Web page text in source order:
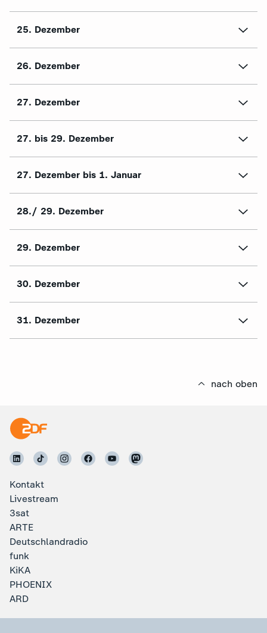
25. Dezember
26. Dezember
27. Dezember
27. bis 29. Dezember
27. Dezember bis 1. Januar
28./ 29. Dezember
29. Dezember
30. Dezember
31. Dezember
nach oben
Kontakt
Livestream
3sat
ARTE
Deutschlandradio
funk
KiKA
PHOENIX
ARD